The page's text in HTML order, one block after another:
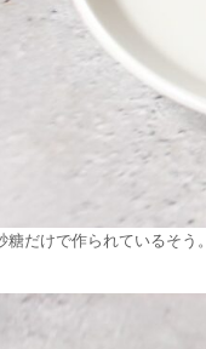
だけで作られているそう。